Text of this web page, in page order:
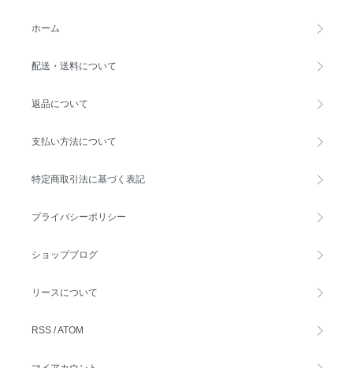
ホーム
配送・送料について
返品について
支払い方法について
特定商取引法に基づく表記
プライバシーポリシー
ショップブログ
リースについて
RSS /ATOM